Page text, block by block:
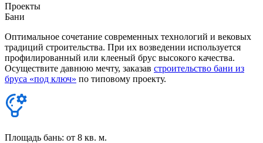
Проекты
Бани
Оптимальное сочетание современных технологий и вековых
традиций строительства. При их возведении используется
профилированный или клееный брус высокого качества.
Осуществите давнюю мечту, заказав строительство бани из
бруса «под ключ» по типовому проекту.
Площадь бань: от 8 кв. м.